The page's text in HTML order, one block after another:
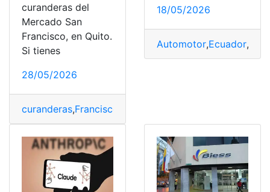
curanderas del
Mercado San
Francisco, en Quito.
Si tienes
28/05/2026
curanderas,Francisco
18/05/2026
Automotor,Ecuador,